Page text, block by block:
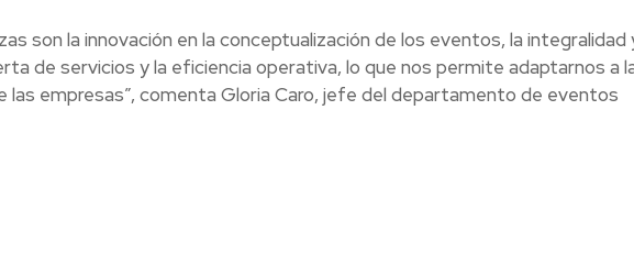
son la innovación en la conceptualización de los eventos, la integralidad
de servicios y la eficiencia operativa, lo que nos permite adaptarnos a
las empresas”, comenta Gloria Caro, jefe del departamento de eventos